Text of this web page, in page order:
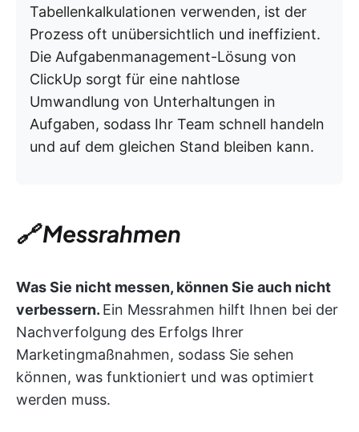
Tabellenkalkulationen verwenden, ist der
Prozess oft unübersichtlich und ineffizient.
Die Aufgabenmanagement-Lösung von
ClickUp sorgt für eine nahtlose
Umwandlung von Unterhaltungen in
Aufgaben, sodass Ihr Team schnell handeln
und auf dem gleichen Stand bleiben kann.
🔗 Messrahmen
Was Sie nicht messen, können Sie auch nicht
verbessern. Ein Messrahmen hilft Ihnen bei der
Nachverfolgung des Erfolgs Ihrer
Marketingmaßnahmen, sodass Sie sehen
können, was funktioniert und was optimiert
werden muss.